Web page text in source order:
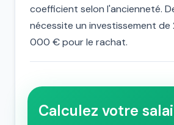
coefficient selon l'ancienneté.
nécessite un investissement
000 € pour le rachat.
Calculez votre